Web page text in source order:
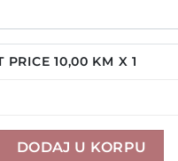
PRICE10,00 KM X 1
18032 količina
DODAJ U KORPU